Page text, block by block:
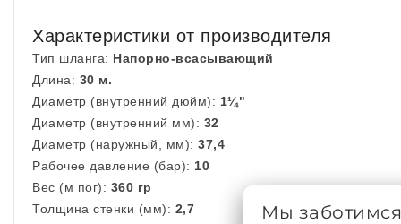
Характеристики от производителя
Тип шланга: Напорно-всасывающий
Длина: 30 м.
Диаметр (внутренний дюйм): 1¼"
Диаметр (внутренний мм): 32
Диаметр (наружный, мм): 37,4
Рабочее давление (бар): 10
Вес (м пог): 360 гр
Толщина стенки (мм): 2,7 Мы